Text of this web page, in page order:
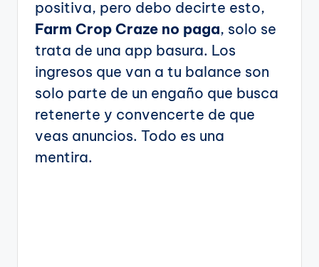
positiva, pero debo decirte esto,
Farm Crop Craze no paga, solo se
trata de una app basura. Los
ingresos que van a tu balance son
solo parte de un engaño que busca
retenerte y convencerte de que
veas anuncios. Todo es una
mentira.